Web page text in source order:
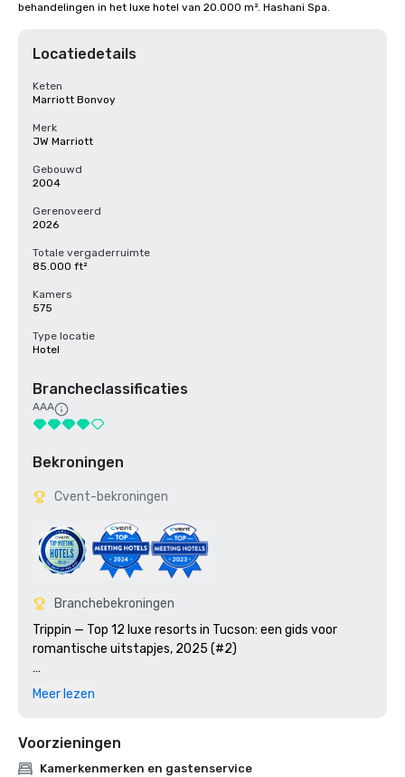
behandelingen in het luxe hotel van 20.000 m². Hashani Spa.
Locatiedetails
Keten
Marriott Bonvoy
Merk
JW Marriott
Gebouwd
2004
Gerenoveerd
2026
Totale vergaderruimte
85.000 ft²
Kamers
575
Type locatie
Hotel
Brancheclassificaties
AAA
Bekroningen
Cvent-bekroningen
Branchebekroningen
Trippin — Top 12 luxe resorts in Tucson: een gids voor
romantische uitstapjes, 2025 (#2)
Arizona Business Magazine — Top 10 beste resorts in
Ranglijst Arizona — Top 10 beste resorts in Arizona, 2025
(#10)
Meer lezen
Voorzieningen
Kamerkenmerken en gastenservice